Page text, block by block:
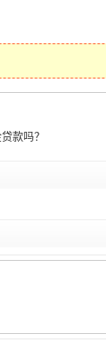
款吗？